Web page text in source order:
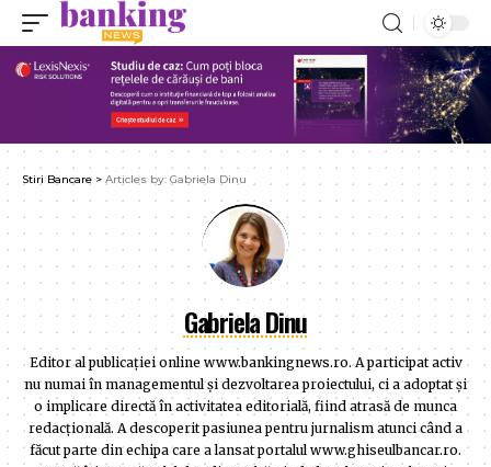
Stiri Bancare > Articles by: Gabriela Dinu
Gabriela Dinu
Editor al publicaţiei online www.bankingnews.ro. A participat activ
nu numai în managementul şi dezvoltarea proiectului, ci a adoptat şi
o implicare directă în activitatea editorială, fiind atrasă de munca
redacţională. A descoperit pasiunea pentru jurnalism atunci când a
făcut parte din echipa care a lansat portalul www.ghiseulbancar.ro.